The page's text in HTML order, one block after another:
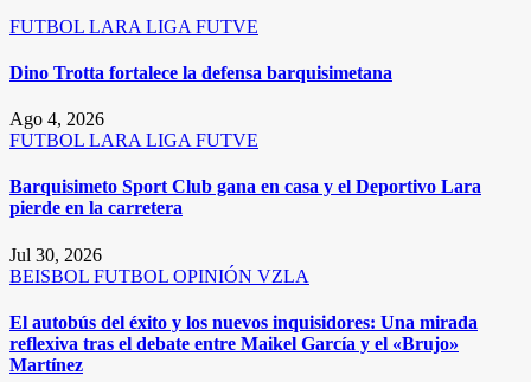
FUTBOL LARA LIGA FUTVE
Dino Trotta fortalece la defensa barquisimetana
Ago 4, 2026
FUTBOL LARA LIGA FUTVE
Barquisimeto Sport Club gana en casa y el Deportivo Lara
pierde en la carretera
Jul 30, 2026
BEISBOL FUTBOL OPINIÓN VZLA
El autobús del éxito y los nuevos inquisidores: Una mirada
reflexiva tras el debate entre Maikel García y el «Brujo»
Martínez